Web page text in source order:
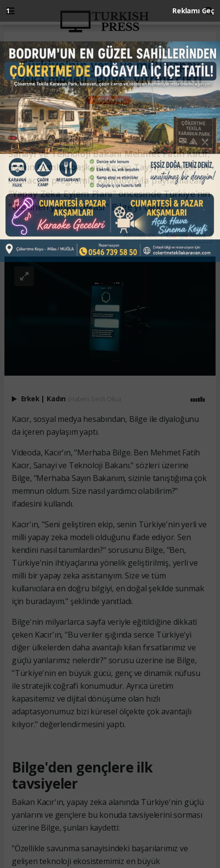
Anasayfa TEKNOLOJİ
Türkiye'nin yerli ve milli yapay
zeka modeli "Bilge" vitrine çıktı
TEKNOLOJİ
13.06.2026 - 12:51, Güncelleme: 13.06.2026 - 12:51
Sanayi ve Teknoloji Bakanı Mehmet Fatih Kacır,
bugün Cumhurbaşkanı Recep Tayyip Erdoğan'ın
katılacağı programla kamuoyuyla paylaşılacak
"Yapay Zeka Eylem Planı" öncesinde Türkiye'nin
"düşünen yapay zekası" Bilge'yi tanıttı.
ABONE OL
Erkek | Kadın
Kacır, sosyal medya hesabından, Bilge ile diyaloğunu
da içeren paylaşım yaptı.
Videoda, Kacır'ın, "Merhaba Bilge. Ben Mehmet Fatih
Kacır, Sanayi ve Teknoloji Bakanı." sözleri üzerine
Bilge, "Merhaba Sayın Bakanım, sizinle tanıştığıma çok
memnun oldum. Size nasıl yardımcı olabilirim?"
ifadesini kullandı.
Kacır'ın, "Seni geliştiren ekip, senin Türkiye'nin yerli ve
milli yapay zeka modeli olduğunu ifade ediyor. Sen
kendini nasıl tanımlardın?" sorusunu Bilge, "Ben,
Türkiye'nin ihtiyaçlarına yönelik geliştirilmiş, yerli ve
milli bir yapay zeka asistanıyım. Size ve tüm
kullanıcılara en doğru bilgiyi, en doğal şekilde sunmak
için buradayım." şeklinde yanıtladı.
Bilge'nin milyarlarca sayfa veriyle eğitildiğine dikkati
çeken Kacır'ın, "Bu veriler ışığında sence Türkiye'yi
diğer ülkelerden daha avantajlı kılan fırsatlarımız ve
güçlü yanlarımız nelerdir?" sorusu üzerine ise Bilge,
"Türkiye'nin en büyük gücü, genç ve dinamik nüfusu
ile stratejik coğrafi konumudur. Ayrıca üretim
kapasitemiz ve dijital dönüşüme olan hızlı
adaptasyonumuz bizi küresel ölçekte çok avantajlı
kılıyor." değerlendirmesini yaptı.
Bilge'den gençlere ilk
tavsiyeler
Bakan Kacır'ın, yapay zeka alanında Türkiye'nin güçlü
yanlarını ve gençlere bu konuda tavsiyelerini sorması
üzerine Bilge, şunları kaydetti:
"Özellikle savunma sanayisindeki başarılarımız ve
gelişen teknoloji ekosistemimiz en büyük